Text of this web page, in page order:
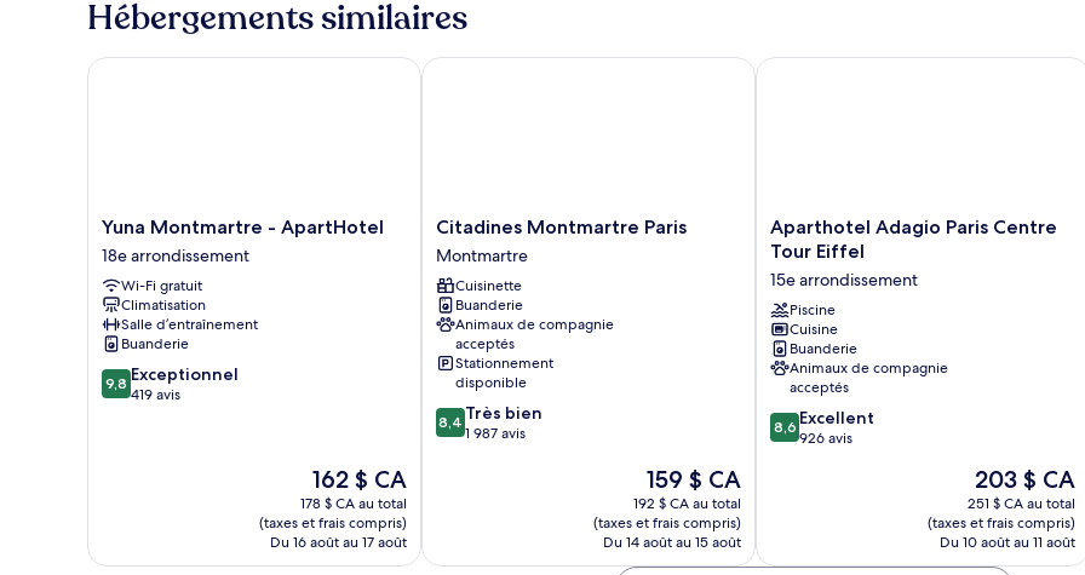
canapé-
lit,
accessible
réduite
lit
1
réduite
lit,
cour
et
la
Hébergements similaires
Yuna
Montmartre
-
ApartHotel
18e
arrondissement
Yuna Montmartre - ApartHotel
18e arrondissement
Wi-Fi gratuit
Climatisation
Salle d’entraînement
Buanderie
9.8
sur
9,8 Exceptionnel
419 avis
Le
prix
est
de
162 $ CA
162 $ CA
178 $ CA au total
(taxes et frais compris)
Du 16 août au 17 août
Yuna Montmartre - ApartHotel
Citadines
Montmartre
Paris
Montmartre
Citadines Montmartre Paris
Montmartre
Cuisinette
Buanderie
Animaux de compagnie
acceptés
Stationnement
disponible
8.4
sur
8,4 Très bien
1 987 avis
Le
prix
est
de
159 $ CA
159 $ CA
192 $ CA au total
(taxes et frais compris)
Du 14 août au 15 août
Citadines Montmartre Paris
Aparthotel
Adagio
Centre
Tour
Eiffel
15e
arrondissement
Aparthotel Adagio Paris Centre
Tour Eiffel
15e arrondissement
Piscine
Cuisine
Buanderie
Animaux de compagnie
acceptés
8.6
sur
8,6 Excellent
926 avis
Le
prix
est
de
203 $ CA
203 $ CA
251 $ CA au total
(taxes et frais compris)
Du 10 août au 11 août
Aparthotel Adagio Paris Centre Tour